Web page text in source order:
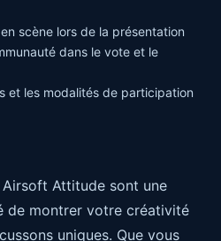
scène lors de la présentation
dans le vote et le
et les modalités de participation
Attitude sont une
de montrer votre créativité
uniques. Que vous